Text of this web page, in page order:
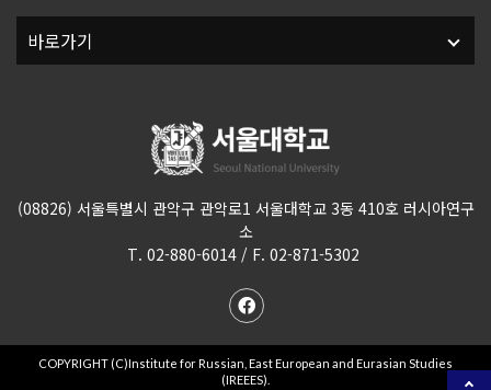
(08826) 서울특별시 관악구 관악로1 서울대학교 3동 410호 러시아연구
소
T. 02-880-6014 / F. 02-871-5302
COPYRIGHT (C)Institute for Russian, East European and Eurasian Studies
(IREEES).